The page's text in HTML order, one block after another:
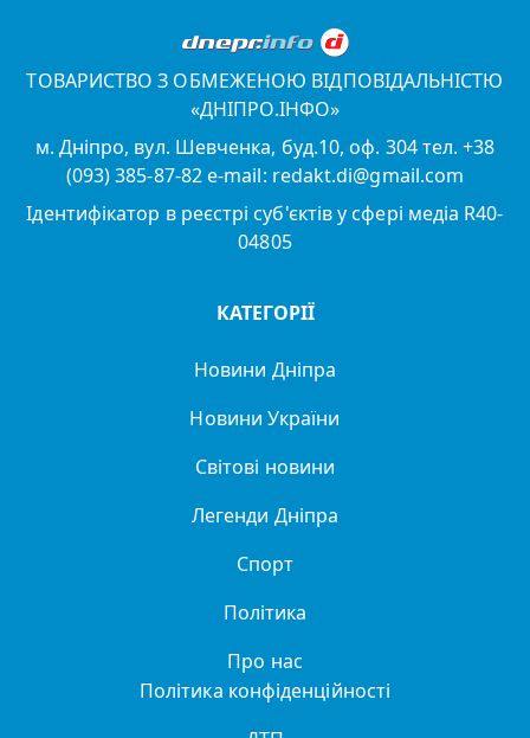
ТОВАРИСТВО З ОБМЕЖЕНОЮ ВІДПОВІДАЛЬНІСТЮ
«ДНІПРО.ІНФО»
м. Дніпро, вул. Шевченка, буд.10, оф. 304 тел. +38
(093) 385-87-82 e-mail: redakt.di@gmail.com
Ідентифікатор в реєстрі суб'єктів у сфері медіа R40-
04805
КАТЕГОРІЇ
Новини Дніпра
Новини України
Світові новини
Легенди Дніпра
Спорт
Політика
Про нас
Політика конфіденційності